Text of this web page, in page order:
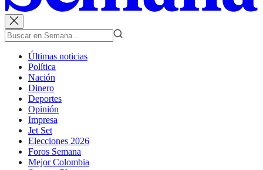
Últimas noticias
Política
Nación
Dinero
Deportes
Opinión
Impresa
Jet Set
Elecciones 2026
Foros Semana
Mejor Colombia